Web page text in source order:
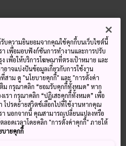
งภูเขาทารูมาเอะ
มาเอะกัดเซาะ ปกคลุมไปด้วย
บความยินยอมจากคุณใช้คุกกี้บนเว็บไซต์นี้
า เพื่อมอบฟังก์ชันการทำงานและการปรับ
เพื่อให้บริการโฆษณาที่ตรงเป้าหมาย และ
อาจแบ่งปันข้อมูลเกี่ยวกับการใช้งาน
าม ดู "นโยบายคุกกี้" และ "การตั้งค่า
ม กรุณาคลิก “ยอมรับคุกกี้ทั้งหมด” หาก
รา กรุณาคลิก “ปฏิเสธคุกกี้ทั้งหมด” เพื่อ
โปรดย้ายสวิตช์เลือกไปที่ใช้งานหากคุณ
า นอกจากนี้ คุณสามารถเปลี่ยนแปลงหรือ
อดเวลาโดยคลิก "การตั้งค่าคุกกี้" ภายใต้
บายคุกกี้